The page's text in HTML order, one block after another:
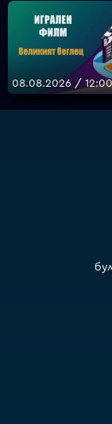
08.08.2026 / 12:00